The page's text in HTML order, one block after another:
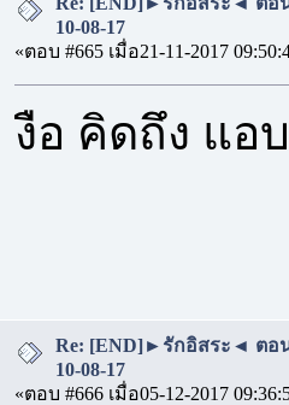
10-08-17
«ตอบ #665 เมื่อ21-11-2017
งือ คิดถึง แอ
Re: [END]►รักอิสระ◄ ตอ
10-08-17
«ตอบ #666 เมื่อ05-12-2017